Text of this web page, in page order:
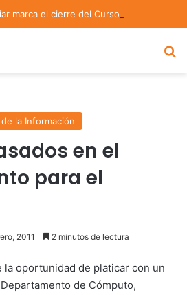
la Información
en el
para el
2011 2 minutos de lectura
la oportunidad de platicar con un
de Cómputo,